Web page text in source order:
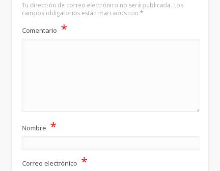
Tu dirección de correo electrónico no será publicada. Los
campos obligatorios están marcados con*
Comentario *
Nombre *
Correo electrónico *